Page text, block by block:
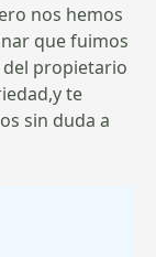
nos hemos
que fuimos
propietario
te
sin duda a